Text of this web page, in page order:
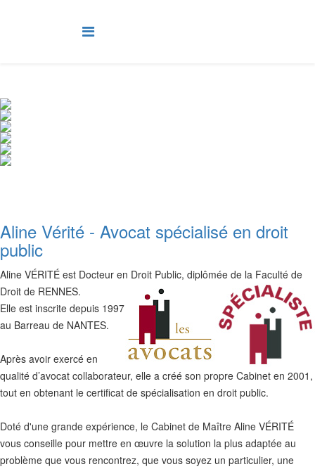
Aline Vérité - Avocat spécialisé en droit
public
Aline VÉRITÉ est Docteur en Droit Public, diplômée de la Faculté de
Droit de RENNES.
Elle est inscrite depuis 1997
au Barreau de NANTES.
Après avoir exercé en
qualité d’avocat collaborateur, elle a créé son propre Cabinet en 2001,
tout en obtenant le certificat de spécialisation en droit public.
Doté d'une grande expérience, le Cabinet de Maître Aline VÉRITÉ
vous conseille pour mettre en œuvre la solution la plus adaptée au
problème que vous rencontrez, que vous soyez un particulier, une